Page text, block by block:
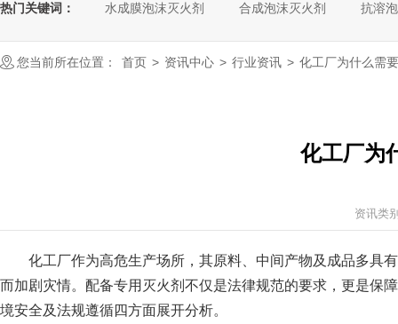
热门关键词： 水成膜泡沫灭火剂 合成泡沫灭火剂 抗溶
您当前所在位置： 首页 > 资讯中心 > 行业资讯 > 化工厂为什么需
化工厂为
资讯类
化工厂作为高危生产场所，其原料、中间产物及成品多具有
而加剧灾情。配备专用灭火剂不仅是法律规范的要求，更是保
境安全及法规遵循四方面展开分析。